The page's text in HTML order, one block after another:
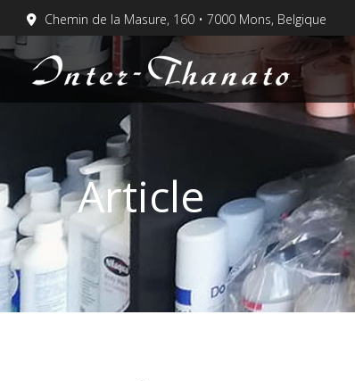
Chemin de la Masure, 160 • 7000 Mons, Belgique
Article